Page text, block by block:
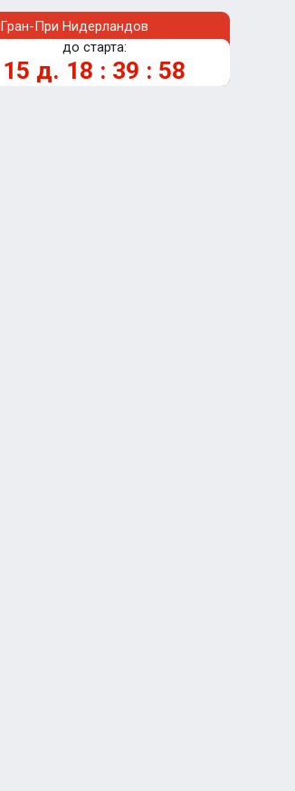
Гран-При Нидерландов
до старта:
15 д. 18 : 39 : 57